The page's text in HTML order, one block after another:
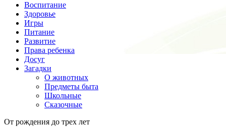
Воспитание
Здоровье
Игры
Питание
Развитие
Права ребенка
Досуг
Загадки
О животных
Предметы быта
Школьные
Сказочные
От рождения до трех лет